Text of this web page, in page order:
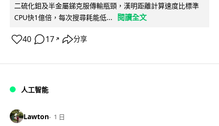
二硫化鉬及半金屬銻克服傳輸瓶頸，漢明距離計算速度比標準
CPU快1億倍，每次搜尋耗能低...
閱讀全文
40 17 ↗ 分享
人工智能
Lawton 1 日